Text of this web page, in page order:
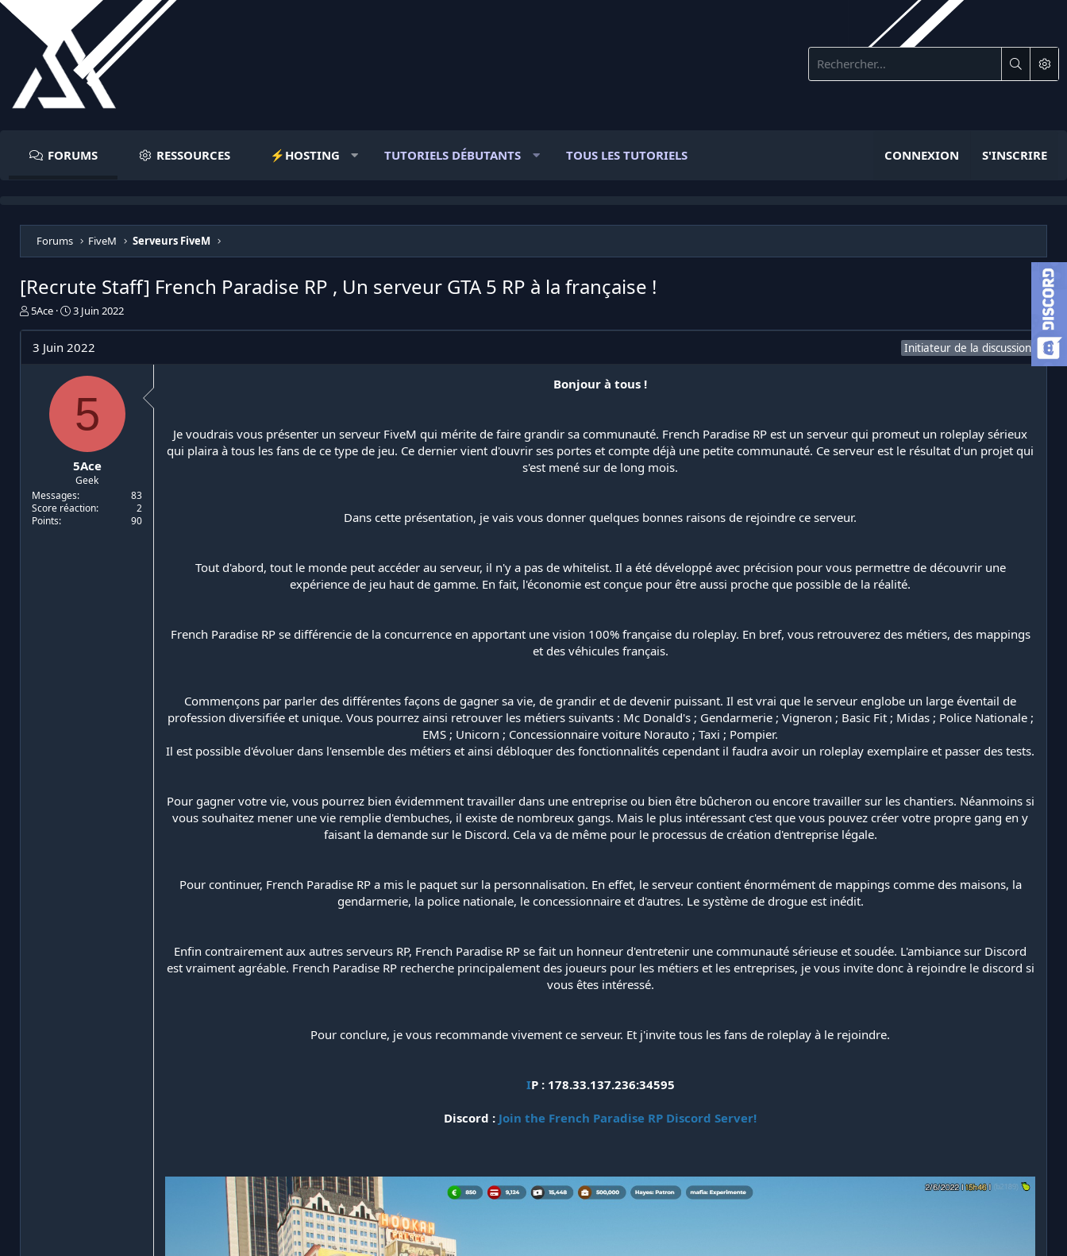
FORUMS RESSOURCES ⚡️HOSTING TUTORIELS DÉBUTANTS TOUS LES TUTORIELS CONNEXION S'INSCRIRE
Forums FiveM Serveurs FiveM
[Recrute Staff] French Paradise RP , Un serveur GTA 5 RP à la française !
I
t
a
d
5Ace
D
e
e
d
é
b
t
3 Juin 2022
3 Juin 2022 Initiateur de la discussion
5
5Ace
Geek
Messages
83
Score réaction
2
Points
90
Bonjour à tous !
Je voudrais vous présenter un serveur FiveM qui mérite de faire grandir sa communauté. French Paradise RP est un serveur qui promeut un roleplay sérieux
qui plaira à tous les fans de ce type de jeu. Ce dernier vient d'ouvrir ses portes et compte déjà une petite communauté. Ce serveur est le résultat d'un projet qui
s'est mené sur de long mois.
Dans cette présentation, je vais vous donner quelques bonnes raisons de rejoindre ce serveur.
Tout d'abord, tout le monde peut accéder au serveur, il n'y a pas de whitelist. Il a été développé avec précision pour vous permettre de découvrir une
expérience de jeu haut de gamme. En fait, l'économie est conçue pour être aussi proche que possible de la réalité.
French Paradise RP se différencie de la concurrence en apportant une vision 100% française du roleplay. En bref, vous retrouverez des métiers, des mappings
et des véhicules français.
Commençons par parler des différentes façons de gagner sa vie, de grandir et de devenir puissant. Il est vrai que le serveur englobe un large éventail de
profession diversifiée et unique. Vous pourrez ainsi retrouver les métiers suivants : Mc Donald's ; Gendarmerie ; Vigneron ; Basic Fit ; Midas ; Police Nationale ;
EMS ; Unicorn ; Concessionnaire voiture Norauto ; Taxi ; Pompier.
Il est possible d'évoluer dans l'ensemble des métiers et ainsi débloquer des fonctionnalités cependant il faudra avoir un roleplay exemplaire et passer des tests.
Pour gagner votre vie, vous pourrez bien évidemment travailler dans une entreprise ou bien être bûcheron ou encore travailler sur les chantiers. Néanmoins si
vous souhaitez mener une vie remplie d'embuches, il existe de nombreux gangs. Mais le plus intéressant c'est que vous pouvez créer votre propre gang en y
faisant la demande sur le Discord. Cela va de même pour le processus de création d'entreprise légale.
Pour continuer, French Paradise RP a mis le paquet sur la personnalisation. En effet, le serveur contient énormément de mappings comme des maisons, la
gendarmerie, la police nationale, le concessionnaire et d'autres. Le système de drogue est inédit.
Enfin contrairement aux autres serveurs RP, French Paradise RP se fait un honneur d'entretenir une communauté sérieuse et soudée. L'ambiance sur Discord
est vraiment agréable. French Paradise RP recherche principalement des joueurs pour les métiers et les entreprises, je vous invite donc à rejoindre le discord si
vous êtes intéressé.
Pour conclure, je vous recommande vivement ce serveur. Et j'invite tous les fans de roleplay à le rejoindre.
IP : 178.33.137.236:34595
Discord : Join the French Paradise RP Discord Server!